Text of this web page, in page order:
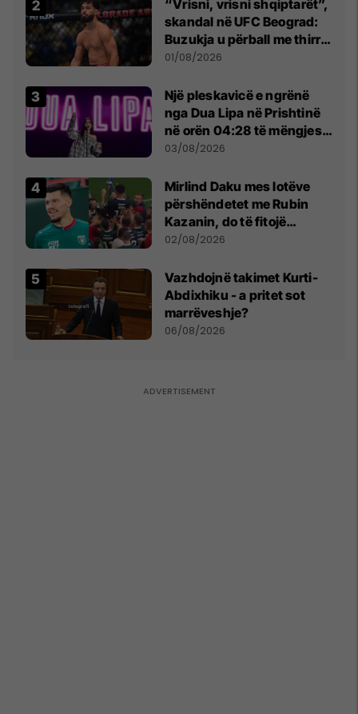
“Vrisni, vrisni shqiptarët”,
skandal në UFC Beograd:
Buzukja u përball me thirrje
anti-shqiptare nga
01/08/2026
Një pleskavicë e ngrënë
nga Dua Lipa në Prishtinë
në orën 04:28 të mëngjesit
- dhe bota digjitale serbe
03/08/2026
Mirlind Daku mes lotëve
përshëndetet me Rubin
Kazanin, do të fitojë
miliona te Spartak Moska
02/08/2026
Vazhdojnë takimet Kurti-
Abdixhiku - a pritet sot
marrëveshje?
06/08/2026